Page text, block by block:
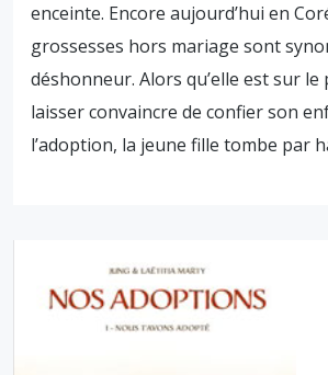
enceinte. Encore aujourd’hui en
grossesses hors mariage sont
déshonneur. Alors qu’elle est sur le
laisser convaincre de confier son
l’adoption, la jeune fille tombe par